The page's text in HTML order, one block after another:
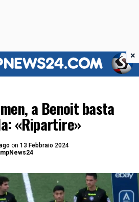
a Benoit basta
«Ripartire»
on 13 Febbraio 2024
×